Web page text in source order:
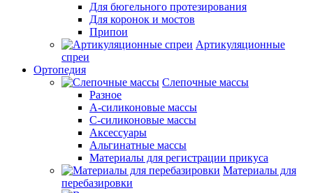
Для бюгельного протезирования
Для коронок и мостов
Припои
Артикуляционные
спреи
Ортопедия
Слепочные массы
Разное
А-силиконовые массы
С-силиконовые массы
Аксессуары
Альгинатные массы
Материалы для регистрации прикуса
Материалы для
перебазировки